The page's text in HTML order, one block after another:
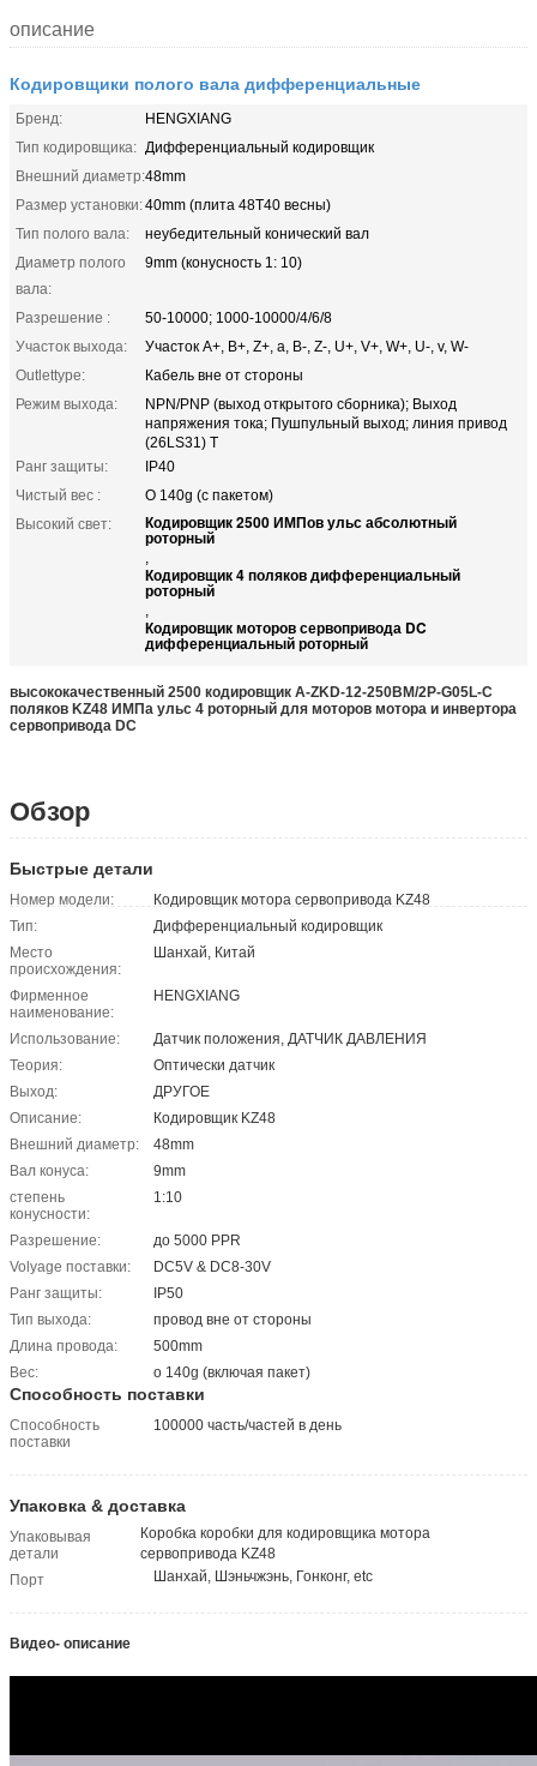
описание
Кодировщики полого вала дифференциальные
Бренд:
HENGXIANG
Тип кодировщика: Дифференциальный кодировщик
Внешний диаметр:48mm
Размер установки:40mm (плита 48T40 весны)
Тип полого вала:
неубедительный конический вал
Диаметр полого
вала:
9mm (конусность 1: 10)
Разрешение :
50-10000; 1000-10000/4/6/8
Участок выхода:
Участок A+, B+, Z+, a, B-, Z-, U+, V+, W+, U-, v, W-
Outlettype:
Кабель вне от стороны
Режим выхода:
NPN/PNP (выход открытого сборника); Выход
напряжения тока; Пушпульный выход; линия привод
(26LS31) T
Ранг защиты:
IP40
Чистый вес :
О 140g (с пакетом)
Высокий свет:
Кодировщик 2500 ИМПов ульс абсолютный
роторный
,
Кодировщик 4 поляков дифференциальный
роторный
,
Кодировщик моторов сервопривода DC
дифференциальный роторный
высококачественный 2500 кодировщик A-ZKD-12-250BM/2P-G05L-C
поляков KZ48 ИМПа ульс 4 роторный для моторов мотора и инвертора
сервопривода DC
Обзор
Быстрые детали
Номер модели:
Кодировщик мотора сервопривода KZ48
Тип:
Дифференциальный кодировщик
Место
происхождения:
Шанхай, Китай
Фирменное
наименование:
HENGXIANG
Использование:
Датчик положения, ДАТЧИК ДАВЛЕНИЯ
Теория:
Оптически датчик
Выход:
ДРУГОЕ
Описание:
Кодировщик KZ48
Внешний диаметр:
48mm
Вал конуса:
9mm
степень
конусности:
1:10
Разрешение:
до 5000 PPR
Volyage поставки:
DC5V & DC8-30V
Ранг защиты:
IP50
Тип выхода:
провод вне от стороны
Длина провода:
500mm
Вес:
о 140g (включая пакет)
Способность поставки
Способность
поставки
100000 часть/частей в день
Упаковка & доставка
Упаковывая
детали
Коробка коробки для кодировщика мотора
сервопривода KZ48
Порт
Шанхай, Шэньчжэнь, Гонконг, etc
Видео- описание